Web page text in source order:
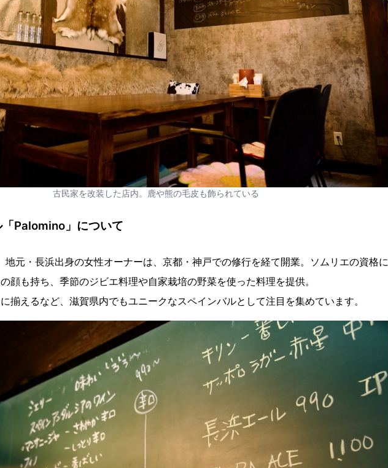
古民家を改装した店内。鹿や熊の毛皮も飾られている
Palomino」について
元・長浜出身の女性オーナーは、京都・神戸での修行を経て開業。ソムリエの資格に
顔も持ち、季節のジビエ料理や自家栽培の野菜を使った料理を提供。
揃えるなど、滋賀県内でもユニークなスペインバルとして注目を集めています。